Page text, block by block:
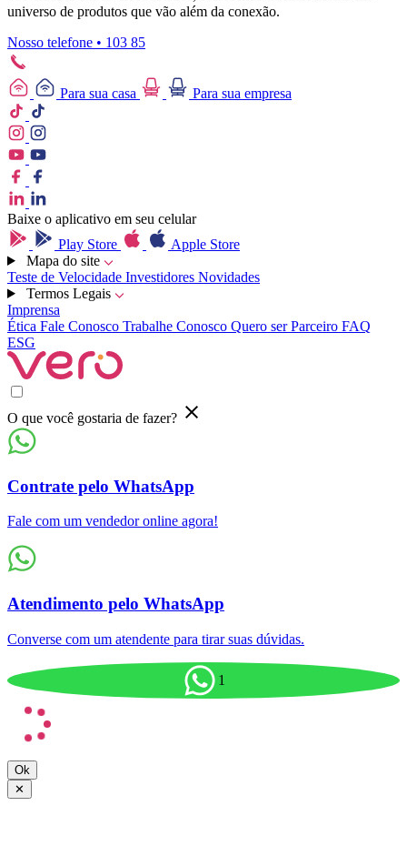
universo de produtos que vão além da conexão.
Nosso telefone • 103 85
Para sua casa Para sua empresa
Baixe o aplicativo em seu celular
Play Store
Apple Store
Mapa do site
Teste de Velocidade Investidores Novidades
Termos Legais
Imprensa
Ética Fale Conosco Trabalhe Conosco Quero ser Parceiro FAQ
ESG
O que você gostaria de fazer?
Contrate pelo WhatsApp
Fale com um vendedor online agora!
Atendimento pelo WhatsApp
Converse com um atendente para tirar suas dúvidas.
1
Ok
✕